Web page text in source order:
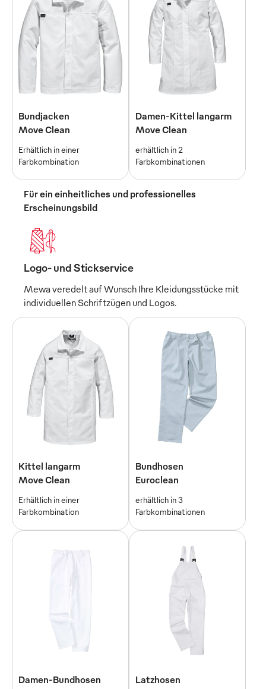
Bundjacken
Move Clean
Erhältlich in einer
Farbkombination
Damen-Kittel langarm
Move Clean
erhältlich in 2
Farbkombinationen
Für ein einheitliches und professionelles
Erscheinungsbild
Logo- und Stickservice
Mewa veredelt auf Wunsch Ihre Kleidungsstücke mit
individuellen Schriftzügen und Logos.
Kittel langarm
Move Clean
Erhältlich in einer
Farbkombination
Bundhosen
Euroclean
erhältlich in 3
Farbkombinationen
Damen-Bundhosen
Latzhosen